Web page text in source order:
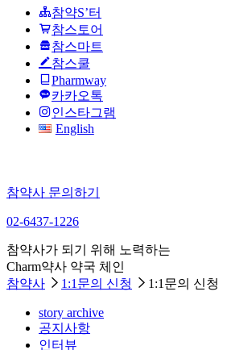
참약S’터
참스토어
참스마트
참스쿨
Pharmway
카카오톡
인스타그램
English
참약사 문의하기
02-6437-1226
참약사가 되기 위해 노력하는
Charm약사 약국 체인
참약사
1:1문의 신청 1:1문의 신청
story archive
공지사항
인터뷰